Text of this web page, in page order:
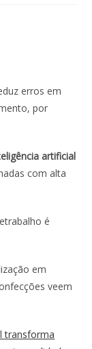
erros em
por
artificial
com alta
é
em
veem